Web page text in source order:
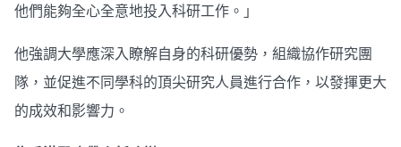
他們能夠全心全意地投入科研工作。」
他強調大學應深入瞭解自身的科研優勢，組織協作研究團
隊，並促進不同學科的頂尖研究人員進行合作，以發揮更大
的成效和影響力。